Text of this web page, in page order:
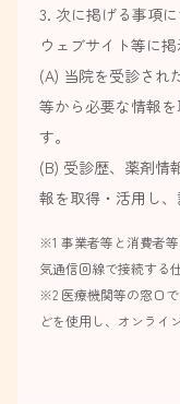
3. 次に掲げる事項
ウェブサイト等に掲
(A) 当院を受診され
等から必要な情報
す。
(B) 受診歴、薬剤情
報を取得・活用し、
※1 事業者等と消費者
気通信回線で接続する
※2 医療機関等の窓口
どを使用し、オンライ